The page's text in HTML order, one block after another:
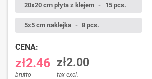
20x20 cm płyta z klejem - 15 pcs.
5x5 cm naklejka - 8 pcs.
CENA:
zł2.46
brutto
zł2.00
tax excl.